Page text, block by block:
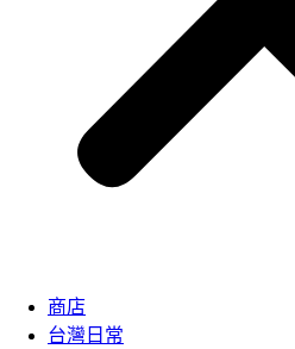
商店
台灣日常